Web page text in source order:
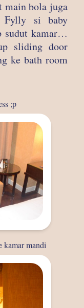
main bola juga
Fylly si baby
sudut kamar…
sliding door
ke bath room
;p
kamar mandi